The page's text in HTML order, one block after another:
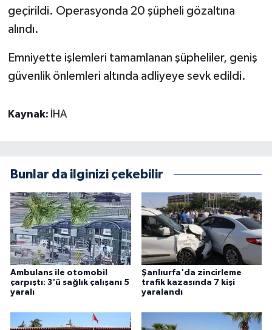
geçirildi. Operasyonda 20 şüpheli gözaltına
alındı.
Emniyette işlemleri tamamlanan şüpheliler, geniş
güvenlik önlemleri altında adliyeye sevk edildi.
Kaynak: İHA
Bunlar da ilginizi çekebilir
Ambulans ile otomobil
çarpıştı: 3'ü sağlık çalışanı 5
yaralı
Şanlıurfa'da zincirleme
trafik kazasında 7 kişi
yaralandı